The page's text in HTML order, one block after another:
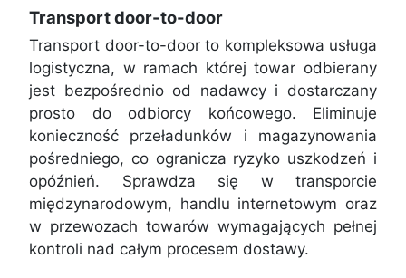
Transport door-to-door
Transport door-to-door to kompleksowa usługa
logistyczna, w ramach której towar odbierany
jest bezpośrednio od nadawcy i dostarczany
prosto do odbiorcy końcowego. Eliminuje
konieczność przeładunków i magazynowania
pośredniego, co ogranicza ryzyko uszkodzeń i
opóźnień. Sprawdza się w transporcie
międzynarodowym, handlu internetowym oraz
w przewozach towarów wymagających pełnej
kontroli nad całym procesem dostawy.